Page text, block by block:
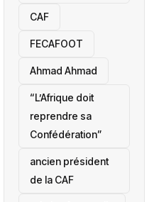
CAF
FECAFOOT
‎Ahmad Ahmad
“L’Afrique doit
reprendre sa
Confédération”
ancien président
de la CAF